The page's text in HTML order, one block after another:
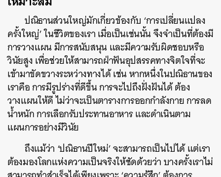
ปณิธานส่วนใหญ่มักเกี่ยวข้องกับ ‘การเปลี่ยนแปลง
ครั้งใหญ่’ ในชีวิตของเรา เมื่อเป็นเช่นนั้น จึงจำเป็นที่ต้องมี
การวางแผน มีการสนับสนุน และมีความรับผิดชอบหรือ
วินัยสูง เพื่อช่วยให้สามารถฝ่าฟันอุปสรรคทางจิตใจที่จะ
เข้ามาขัดขวางระหว่างทางได้ เช่น หากหนึ่งในปณิธานของ
เราคือ การมีรูปร่างที่ดีขึ้น การจะไปถึงฝั่งฝันได้ ต้อง
วางแผนให้ดี ไม่ว่าจะเป็นตารางการออกกำลังกาย การลด
น้ำหนัก การเลือกรับประทานอาหาร และดำเนินตาม
แผนการอย่างมีวินัย
ถึงแม้ว่า ‘ปณิธานปีใหม่’ จะสามารถเป็นไปได้ แต่เรา
ต้องมองโลกแห่งความเป็นจริงให้ชัดด้วยว่า บางครั้งเราไม่
SHARE TWEET LINE EMAIL